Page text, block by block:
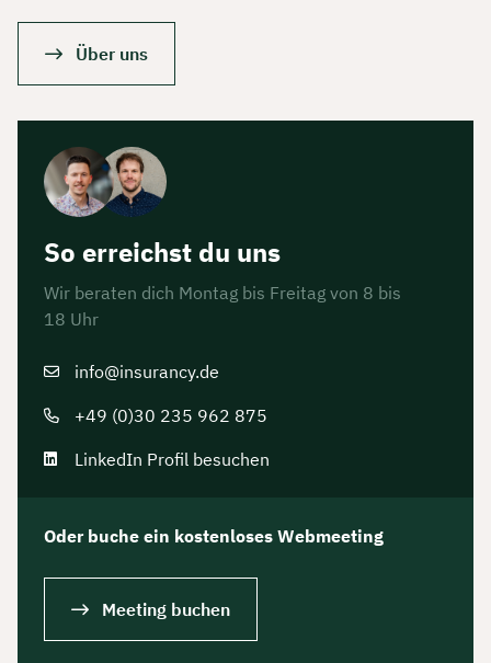
Über uns
So erreichst du uns
Wir beraten dich Montag bis Freitag von 8 bis
18 Uhr
info@insurancy.de
+49 (0)30 235 962 875
LinkedIn Profil besuchen
Oder buche ein kostenloses Webmeeting
Meeting buchen